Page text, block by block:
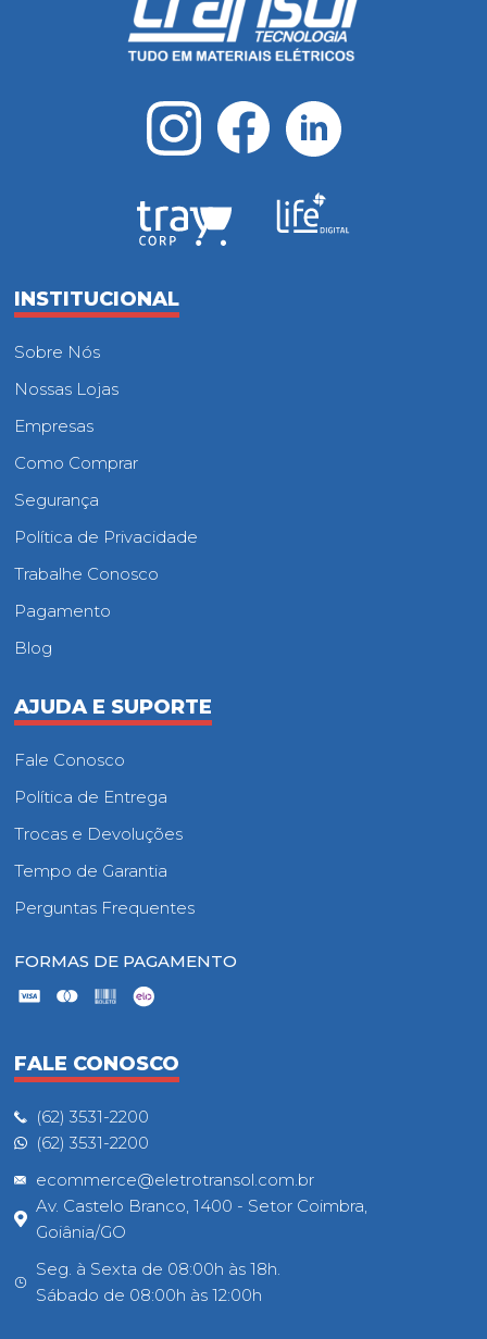
INSTITUCIONAL
Sobre Nós
Nossas Lojas
Empresas
Como Comprar
Segurança
Política de Privacidade
Trabalhe Conosco
Pagamento
Blog
AJUDA E SUPORTE
Fale Conosco
Política de Entrega
Trocas e Devoluções
Tempo de Garantia
Perguntas Frequentes
FORMAS DE PAGAMENTO
FALE CONOSCO
(62) 3531-2200
(62) 3531-2200
ecommerce@eletrotransol.com.br
Av. Castelo Branco, 1400 - Setor Coimbra,
Goiânia/GO
Seg. à Sexta de 08:00h às 18h.
Sábado de 08:00h às 12:00h